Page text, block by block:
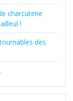
charcuterie
!
des